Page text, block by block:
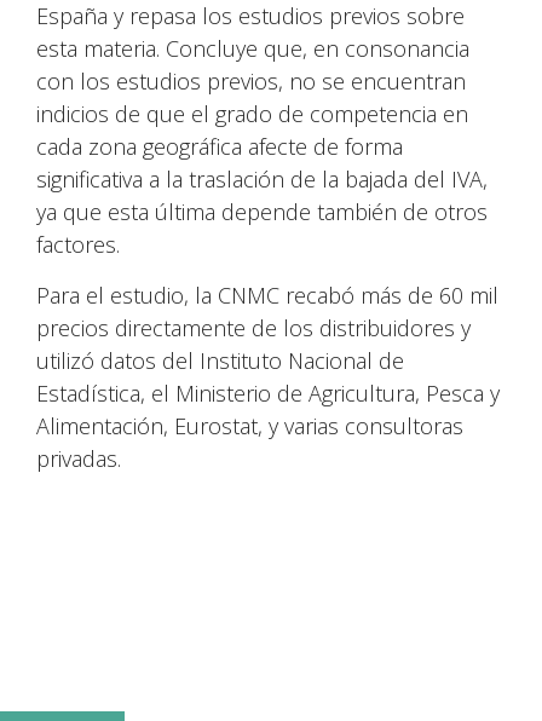
España y repasa los estudios previos sobre
esta materia. Concluye que, en consonancia
con los estudios previos, no se encuentran
indicios de que el grado de competencia en
cada zona geográfica afecte de forma
significativa a la traslación de la bajada del IVA,
ya que esta última depende también de otros
factores.
Para el estudio, la CNMC recabó más de 60 mil
precios directamente de los distribuidores y
utilizó datos del Instituto Nacional de
Estadística, el Ministerio de Agricultura, Pesca y
Alimentación, Eurostat, y varias consultoras
privadas.